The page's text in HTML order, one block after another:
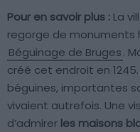
Pour en savoir plus : La
regorge de monuments
Béguinage de Bruges.
créé cet endroit en
béguines, importantes
vivaient autrefois. Une
d’admirer les maisons